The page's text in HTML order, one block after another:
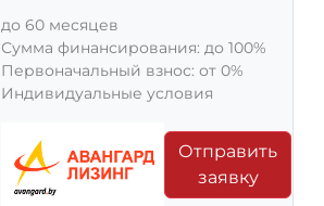
до 60 месяцев
Сумма финансирования: до 100%
Первоначальный взнос: от 0%
Индивидуальные условия
Отправить
заявку